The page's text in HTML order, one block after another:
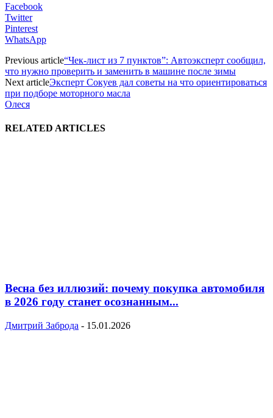
Facebook
Twitter
Pinterest
WhatsApp
Previous article“Чек-лист из 7 пунктов”: Автоэксперт сообщил,
что нужно проверить и заменить в машине после зимы
Next articleЭксперт Сокуев дал советы на что ориентироваться
при подборе моторного масла
Олеся
RELATED ARTICLES
Весна без иллюзий: почему покупка автомобиля
в 2026 году станет осознанным...
Дмитрий Заброда - 15.01.2026